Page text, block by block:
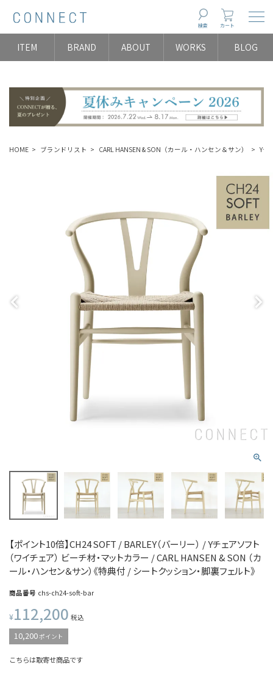
検索 カート
ITEM BRAND ABOUT WORKS BLOG
HOME ブランドリスト CARL HANSEN & SON（カール・ハンセン＆サン） Yチ
【ポイント10倍】CH24 SOFT / BARLEY（バーリー） / Yチェアソフト
（ワイチェア） ビーチ材・マットカラー / CARL HANSEN & SON （カ
ール・ハンセン＆サン）《特典付 / シートクッション・脚裏フェルト》
商品番号 chs-ch24-soft-bar
¥112,200 税込
10,200ポイント
こちらは取寄せ商品です